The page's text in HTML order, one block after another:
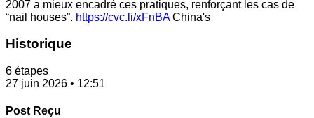
2007 a mieux encadré ces pratiques, renforçant les cas de
“nail houses”. https://cvc.li/xFnBAChina's
Historique
6 étapes
27 juin 2026 • 12:51
Post Reçu